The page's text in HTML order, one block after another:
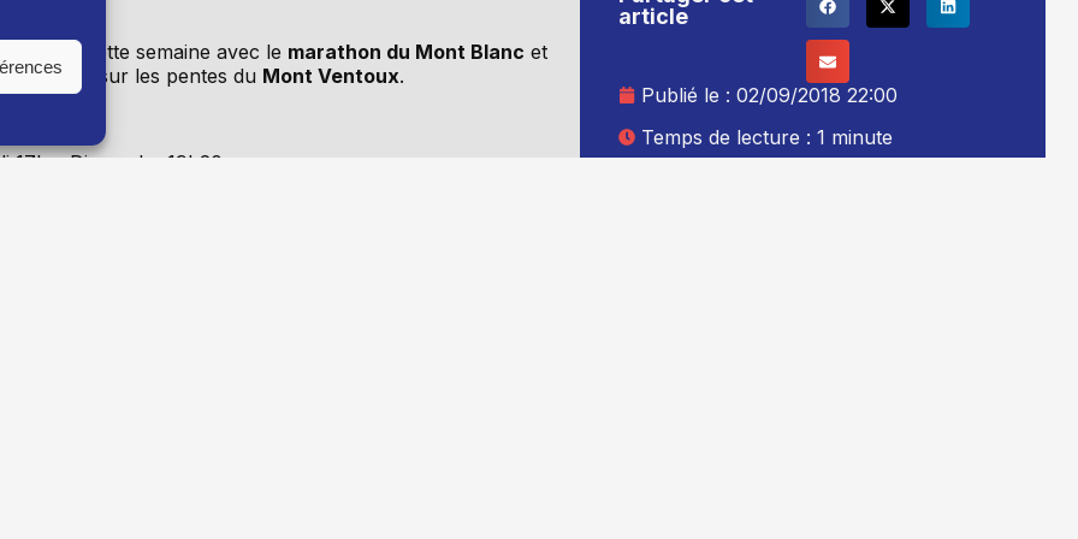
cette semaine avec le marathon du Mont Blanc et
disputée sur les pentes du Mont Ventoux.
17h – Dimanche 19h20
article
Publié le :02/09/2018 22:00
Temps de lecture : 1 minute